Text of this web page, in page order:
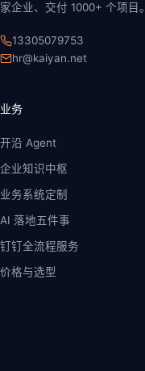
家企业、交付 1000+ 个项目。
13305079753
hr@kaiyan.net
业务
开沿 Agent
企业知识中枢
业务系统定制
AI 落地五件事
钉钉全流程服务
价格与选型